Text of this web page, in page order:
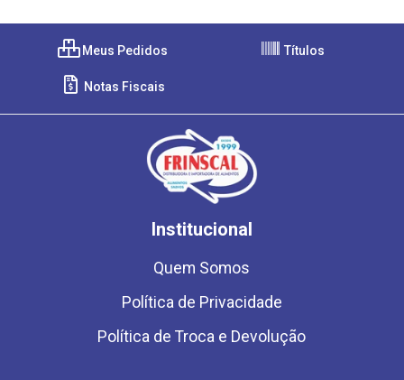
Meus Pedidos Títulos
Notas Fiscais
Institucional
Quem Somos
Política de Privacidade
Política de Troca e Devolução